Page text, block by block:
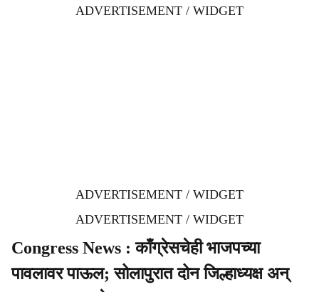
ADVERTISEMENT / WIDGET
ADVERTISEMENT / WIDGET
ADVERTISEMENT / WIDGET
Congress News : काँग्रेसचेही भाजपच्या
पावलावर पाऊल; सोलापुरात दोन जिल्हाध्यक्ष अन्‌